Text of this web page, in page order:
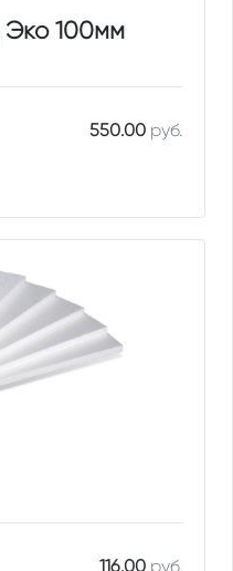
100мм
550.00руб.
116.00руб.